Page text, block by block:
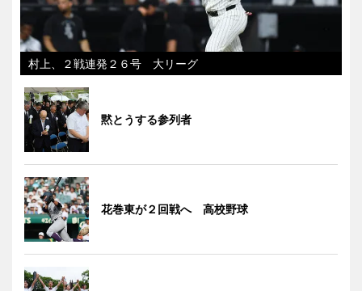
村上、２戦連発２６号 大リーグ
黙とうする参列者
花巻東が２回戦へ 高校野球